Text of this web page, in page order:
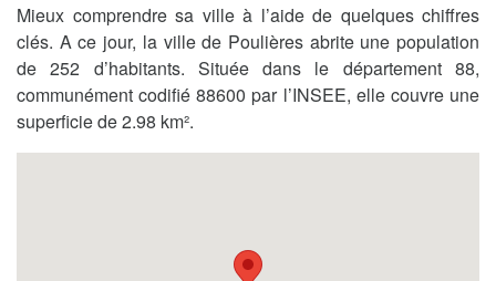
Mieux comprendre sa ville à l’aide de quelques chiffres
clés. A ce jour, la ville de Poulières abrite une population
de 252 d’habitants. Située dans le département 88,
communément codifié 88600 par l’INSEE, elle couvre une
superficie de 2.98 km².